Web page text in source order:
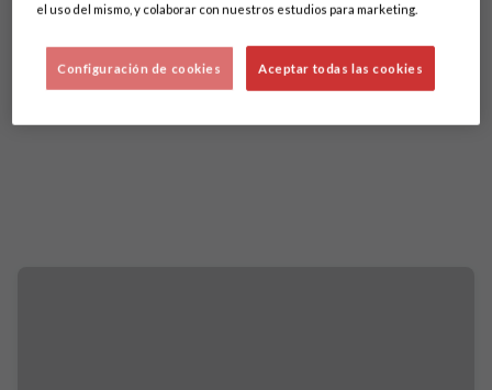
el uso del mismo, y colaborar con nuestros estudios para marketing.
Aceptar todas las cookies
Configuración de cookies